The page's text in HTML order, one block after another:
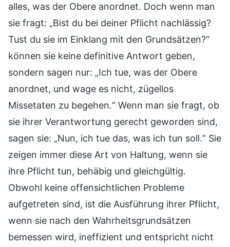
alles, was der Obere anordnet. Doch wenn man
sie fragt: „Bist du bei deiner Pflicht nachlässig?
Tust du sie im Einklang mit den Grundsätzen?“
können sie keine definitive Antwort geben,
sondern sagen nur: „Ich tue, was der Obere
anordnet, und wage es nicht, zügellos
Missetaten zu begehen.“ Wenn man sie fragt, ob
sie ihrer Verantwortung gerecht geworden sind,
sagen sie: „Nun, ich tue das, was ich tun soll.“ Sie
zeigen immer diese Art von Haltung, wenn sie
ihre Pflicht tun, behäbig und gleichgültig.
Obwohl keine offensichtlichen Probleme
aufgetreten sind, ist die Ausführung ihrer Pflicht,
wenn sie nach den Wahrheitsgrundsätzen
bemessen wird, ineffizient und entspricht nicht